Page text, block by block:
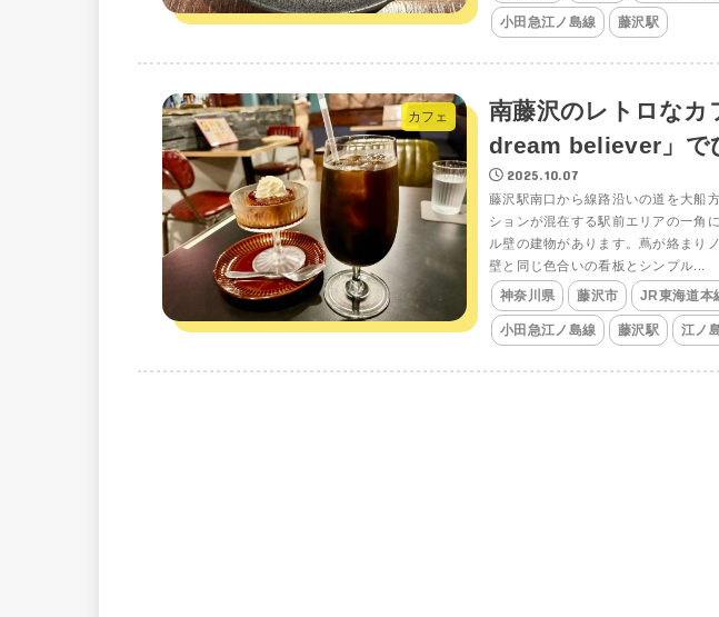
小田急江ノ島線 藤沢駅
カフェ
南藤沢のレトロなカ
dream believer」で
2025.10.07
藤沢駅南口から線路沿いの道を大船
ションが混在する駅前エリアの一角
ル壁の建物があります。蔦が絡まり
壁と同じ色合いの看板とシンプル...
神奈川県 藤沢市 JR東海道本
小田急江ノ島線 藤沢駅 江ノ